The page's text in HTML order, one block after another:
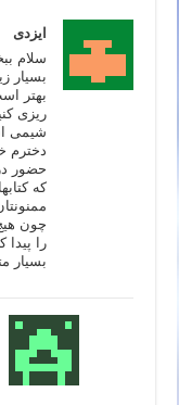
ایزدی
سلام
بسیار
بهتر
ریزی
شیمی
دخترم
حضور
که
چون
را پیدا
بسیار